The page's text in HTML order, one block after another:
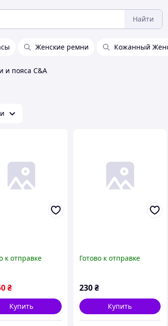
Найти
Женские ремни Кожанный
и пояса C&A
к отправке
₴
Купить
Готово к отправке
230₴
Купить